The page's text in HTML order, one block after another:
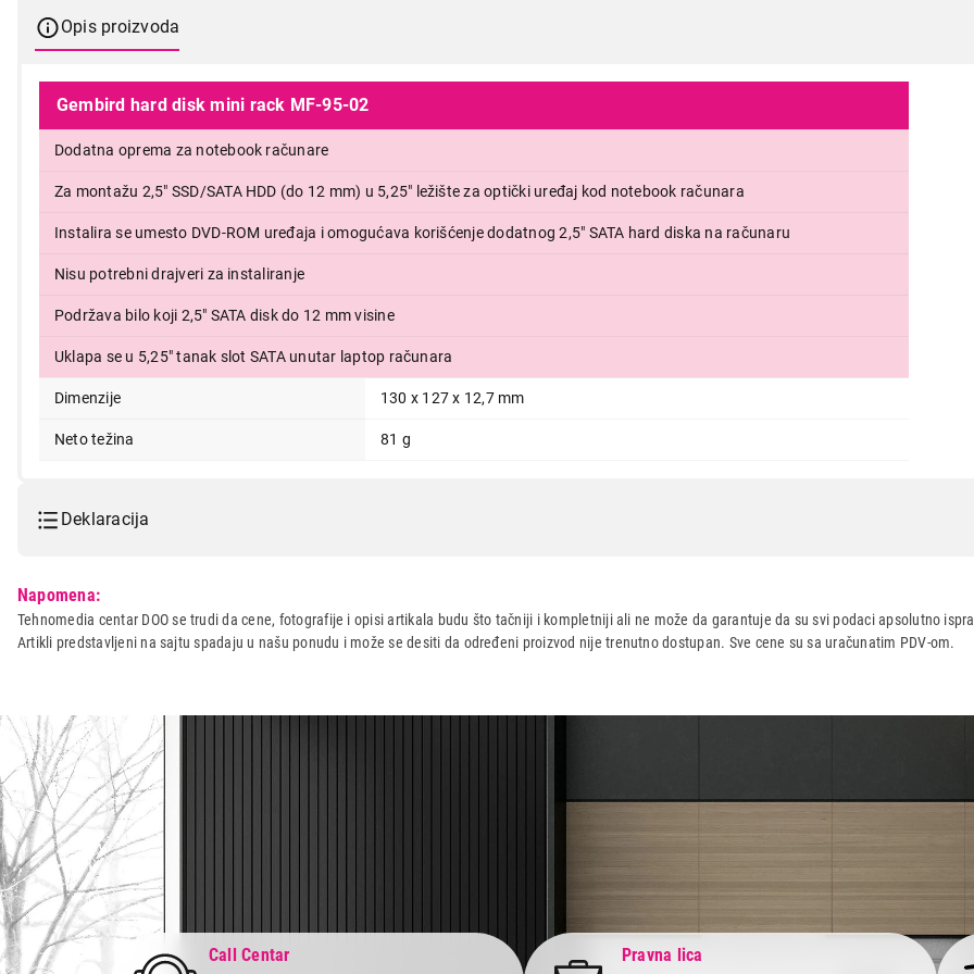
Opis proizvoda
Gembird hard disk mini rack MF-95-02
Dodatna oprema za notebook računare
Za montažu 2,5" SSD/SATA HDD (do 12 mm) u 5,25" ležište za optički uređaj kod notebook računara
Instalira se umesto DVD-ROM uređaja i omogućava korišćenje dodatnog 2,5" SATA hard diska na računaru
Nisu potrebni drajveri za instaliranje
Podržava bilo koji 2,5" SATA disk do 12 mm visine
Uklapa se u 5,25" tanak slot SATA unutar laptop računara
Dimenzije 130 x 127 x 12,7 mm
Neto težina 81 g
Deklaracija
Naziv i vrsta robe:
RACK ZA HARD DISK
Uvoznik:
Gembird
Napomena:
Tehnomedia centar DOO se trudi da cene, fotografije i opisi artikala budu što tačniji i kompletniji ali ne može da garantuje da su svi podaci apsolutno
Artikli predstavljeni na sajtu spadaju u našu ponudu i može se desiti da određeni proizvod nije trenutno dostupan. Sve cene su sa uračunatim PDV-om.
799,00
GEMBIRD MF-95-02
Call Centar Pravna lica